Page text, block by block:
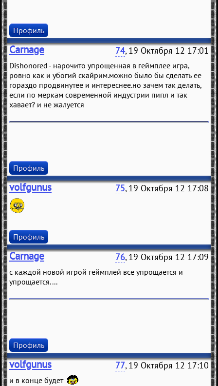
Профиль
Carnage 74, 19 Октября 12 17:01
Dishonored - нарочито упрощенная в геймплее игра,
ровно как и убогий скайрим.можно было бы сделать ее
гораздо продвинутее и интереснее.но зачем так делать,
если по меркам современной индустрии пипл и так
хавает? и не жалуется
Профиль
volfgunus 75, 19 Октября 12 17:08
Профиль
Carnage 76, 19 Октября 12 17:09
с каждой новой игрой геймплей все упрощается и
упрощается....
Профиль
volfgunus 77, 19 Октября 12 17:10
и в конце будет